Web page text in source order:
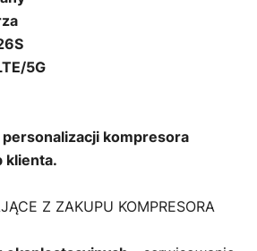
5G
kompresora
klienta.
Z ZAKUPU KOMPRESORA